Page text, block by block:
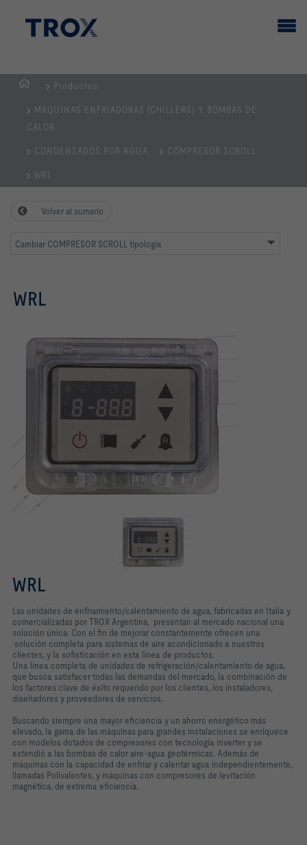
PRINCIPAL
Productos
MAQUINAS ENFRIADORAS (CHILLERS) Y BOMBAS DE
CALOR
CONDENSADOS POR AGUA COMPRESOR SCROLL
WRL
Volver al sumario
Cambiar COMPRESOR SCROLL tipología
WRL
WRL
Las unidades de enfriamiento/calentamiento de agua, fabricadas en Italia y
comercializadas por TROX Argentina, presentan al mercado nacional una
solución única. Con el fin de mejorar constantemente ofrecen una
solución completa para sistemas de aire acondicionado a nuestros
clientes, y la sofisticación en esta línea de productos.
Una línea completa de unidades de refrigeración/calentamiento de agua,
que busca satisfacer todas las demandas del mercado, la combinación de
los factores clave de éxito requerido por los clientes, los instaladores,
diseñadores y proveedores de servicios.
Buscando siempre una mayor eficiencia y un ahorro energético más
elevado, la gama de las máquinas para grandes instalaciones se enriquece
con modelos dotados de compresores con tecnología inverter y se
extendió a las bombas de calor aire-agua geotérmicas. Además de
máquinas con la capacidad de enfriar y calentar agua independientemente,
llamadas Polivalentes, y máquinas con compresores de levitación
magnética, de extrema eficiencia.